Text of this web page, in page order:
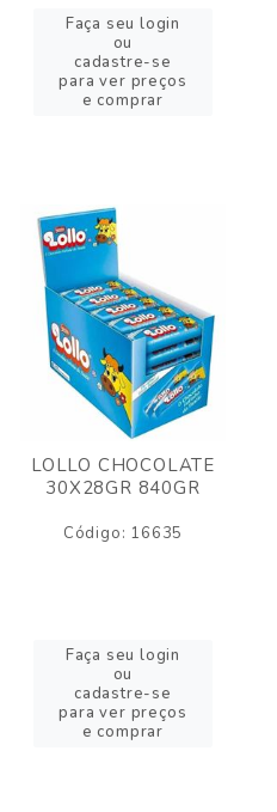
Faça seu login
ou
cadastre-se
para ver preços
e comprar
LOLLO CHOCOLATE
30X28GR 840GR
Código: 16635
Faça seu login
ou
cadastre-se
para ver preços
e comprar